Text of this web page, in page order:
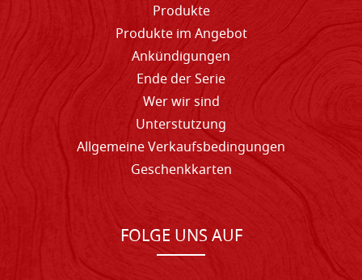
Produkte
Produkte im Angebot
Ankündigungen
Ende der Serie
Wer wir sind
Unterstutzung
Allgemeine Verkaufsbedingungen
Geschenkkarten
FOLGE UNS AUF